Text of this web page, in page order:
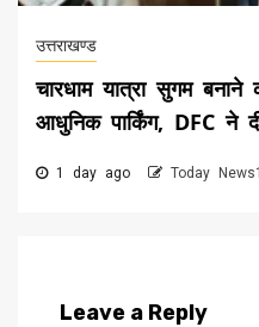
उत्तराखण्ड
चारधाम यात्रा सुगम बनाने
आधुनिक पार्किंग, DFC ने
1 day ago Today
Leave a Reply